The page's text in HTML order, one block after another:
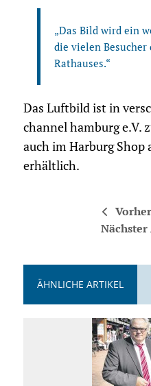
„Das Bild wird ein
die vielen Besucher
Rathauses.“
Das Luftbild ist in
channel hamburg e.V.
auch im Harburg Shop
erhältlich.
ÄHNLICHE ARTIKEL